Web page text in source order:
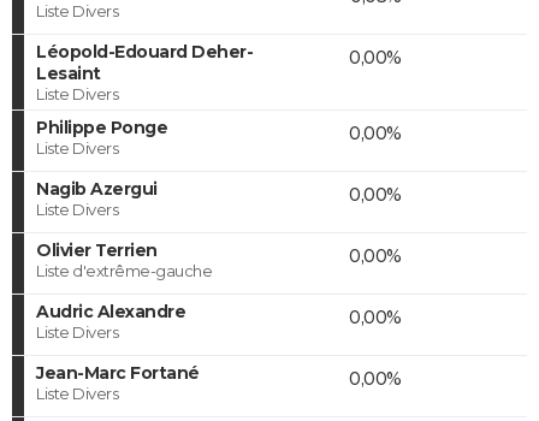
Liste Divers
Léopold-Edouard Deher-
Lesaint
Liste Divers
0,00%
Philippe Ponge
Liste Divers
0,00%
Nagib Azergui
Liste Divers
0,00%
Olivier Terrien
Liste d'extrême-gauche
0,00%
Audric Alexandre
Liste Divers
0,00%
Jean-Marc Fortané
Liste Divers
0,00%